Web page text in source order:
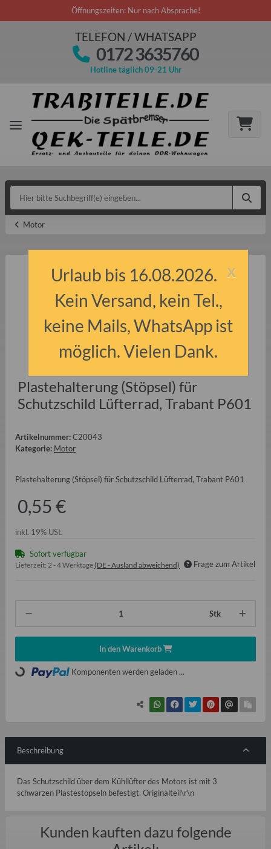
Öffnungszeiten: Nur nach Absprache!
TELEFON / WHATSAPP
0172 3635760
Hotline täglich 09-21 Uhr
Motor
Plastehalterung (Stöpsel) für
Schutzschild Lüfterrad, Trabant P601
Artikelnummer:C20043
Kategorie: Motor
Plastehalterung (Stöpsel) für Schutzschild Lüfterrad, Trabant P601
0,55 €
inkl. 19% USt.
Sofort verfügbar
Lieferzeit: 2 - 4 Werktage (DE - Ausland abweichend) Frage zum Artikel
Stk
In den Warenkorb
Loading... Komponenten werden geladen ...
Beschreibung
Das Schutzschild über dem Kühllüfter des Motors ist mit 3
schwarzen Plastestöpseln befestigt. Originalteil\r\n
Kunden kauften dazu folgende
x
Urlaub bis 16.08.2026.
Kein Versand, kein Tel.,
keine Mails, WhatsApp ist
möglich. Vielen Dank.